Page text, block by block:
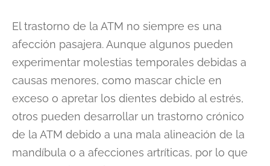
El trastorno de la ATM no siempre es una
afección pasajera. Aunque algunos pueden
experimentar molestias temporales debidas a
causas menores, como mascar chicle en
exceso o apretar los dientes debido al estrés,
otros pueden desarrollar un trastorno crónico
de la ATM debido a una mala alineación de la
mandíbula o a afecciones artríticas, por lo que